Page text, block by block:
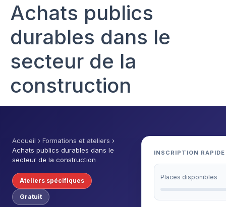
Achats publics
durables dans le
secteur de la
construction
Accueil › Formations et ateliers ›
Achats publics durables dans le
secteur de la construction
Ateliers spécifiques
Gratuit
INSCRIPTION RAPIDE
Places disponibles